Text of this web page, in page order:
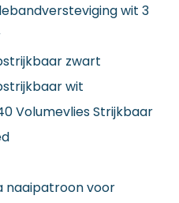
wit 3
zwart
wit
Volumevlies Strijkbaar
naaipatroon voor